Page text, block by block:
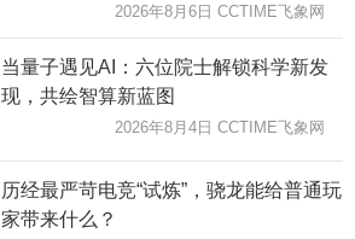
2026年8月6日 CCTIME飞象网
当量子遇见AI：六位院士解锁科学新发
现，共绘智算新蓝图
2026年8月4日 CCTIME飞象网
历经最严苛电竞“试炼”，骁龙能给普通玩
家带来什么？